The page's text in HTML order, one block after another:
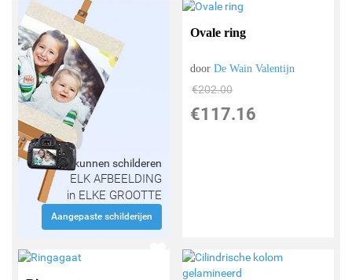
Wij kunnen schilderen
ELK AFBEELDING
in ELKE GROOTTE
Aangepaste schilderijen
Ovale ring
doorDe Wain Valentijn
€202.00
€117.16